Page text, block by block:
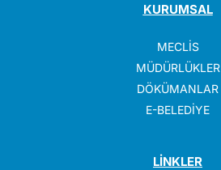
KURUMSAL
MECLİS
MÜDÜRLÜKLER
DÖKÜMANLAR
E-BELEDİYE
LİNKLER